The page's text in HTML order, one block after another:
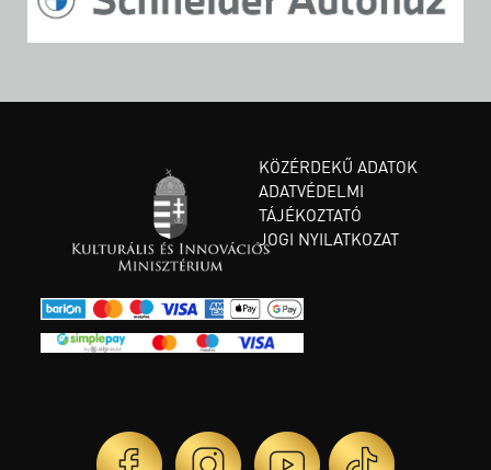
KÖZÉRDEKŰ ADATOK
ADATVÉDELMI
TÁJÉKOZTATÓ
JOGI NYILATKOZAT